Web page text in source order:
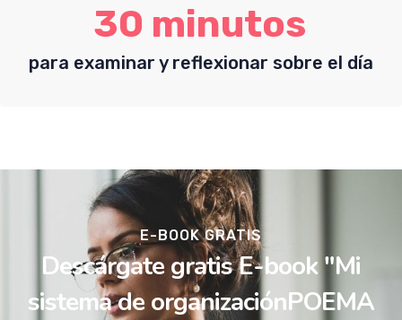
30 minutos
para examinar y reflexionar sobre el día
E-BOOK GRATIS
Descárgate gratis E-book "Mi
sistema de organizaciónPOEMA